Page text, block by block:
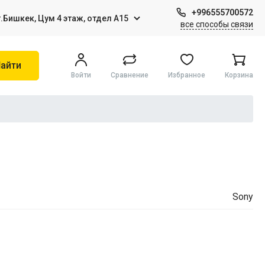
Цум 4 этаж, отдел А15
+996555700572
все способы связи
Войти Сравнение Избранное Корзина
Sony